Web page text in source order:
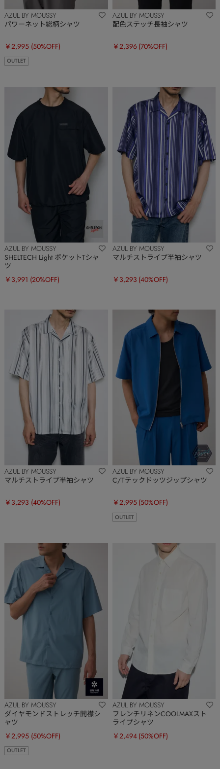
AZUL BY MOUSSY
パワーネット総柄シャツ
￥2,995 (50%OFF)
OUTLET
AZUL BY MOUSSY
配色ステッチ長袖シャツ
￥2,396 (70%OFF)
AZUL BY MOUSSY
SHELTECH Light ポケットTシャ
ツ
￥3,991 (20%OFF)
AZUL BY MOUSSY
マルチストライプ半袖シャツ
￥3,293 (40%OFF)
AZUL BY MOUSSY
マルチストライプ半袖シャツ
￥3,293 (40%OFF)
AZUL BY MOUSSY
C/Tテックドッツジップシャツ
￥2,995 (50%OFF)
OUTLET
AZUL BY MOUSSY
ダイヤモンドストレッチ開襟シ
ャツ
￥2,995 (50%OFF)
OUTLET
AZUL BY MOUSSY
フレンチリネンCOOLMAXスト
ライプシャツ
￥2,494 (50%OFF)